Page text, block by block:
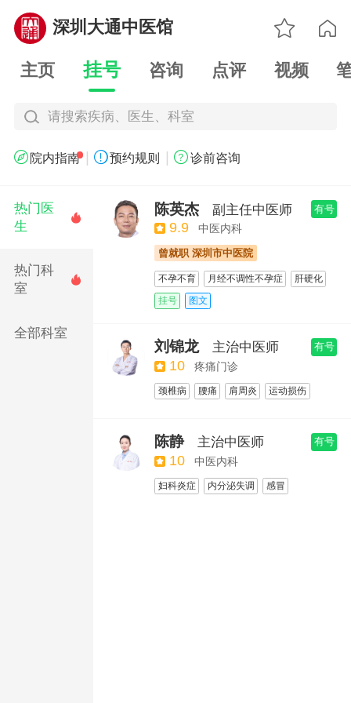
深圳大通中医馆  
主页 挂号 咨询 点评 视频
请搜索疾病、医生、科室
 院内指南 预约规则 诊前咨询
热门医
生

热门科
室

全部科室
陈英杰 副主任中医师 有号
9.9 中医内科
曾就职 深圳市中医院
不孕不育 月经不调性不孕症
肝硬化
疑难病
不孕不育
慢性肝病和肝硬化失代偿期并发症诊治
肿瘤/癌症
挂号 图文
刘锦龙 主治中医师 有号
10 疼痛门诊
颈椎病 腰痛 肩周炎
运动损伤
腰椎间盘突出症针灸治疗
腰椎间突出推拿治疗
陈静 主治中医师 有号
10 中医内科
妇科炎症 内分泌失调
感冒